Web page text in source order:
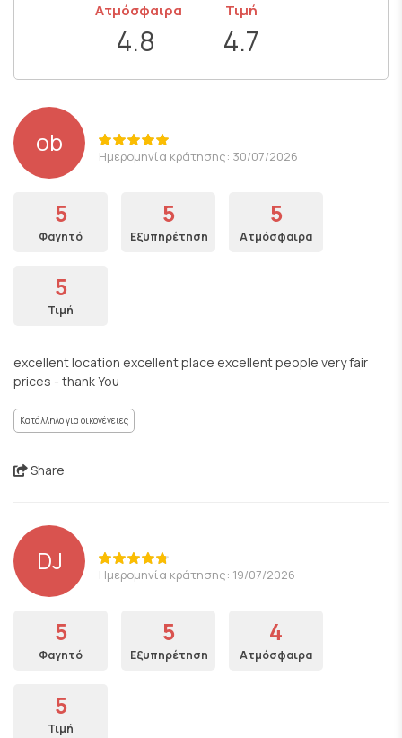
Ατμόσφαιρα
4.8
Τιμή
4.7
ob Ημερομηνία κράτησης: 30/07/2026
5
Φαγητό
5
Εξυπηρέτηση
5
Ατμόσφαιρα
5
Τιμή
excellent location excellent place excellent people very fair
prices - thank You
Κατάλληλο για οικογένειες
Share
DJ Ημερομηνία κράτησης: 19/07/2026
5
Φαγητό
5
Εξυπηρέτηση
4
Ατμόσφαιρα
5
Τιμή